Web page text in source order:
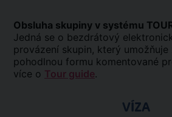
Obsluha skupiny v systému
Jedná se o bezdrátový
provázení skupin, který umožňuje
pohodlnou formu komentované
více o Tour guide.
VÍZA